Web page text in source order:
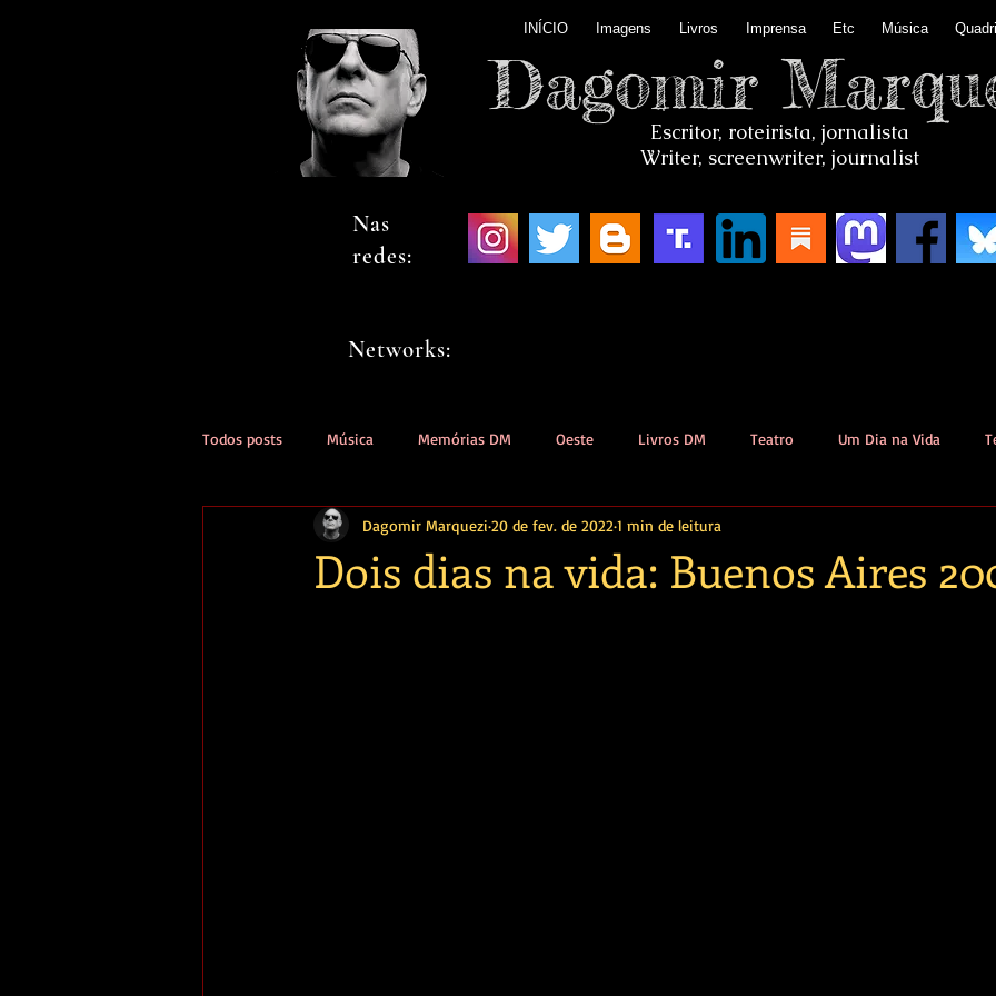
INÍCIO Imagens Livros Imprensa Etc Música
Dagomir
Escritor, roteirista, jornalista
Writer, screenwriter, journalist
Nas
redes:
Networks:
Todos posts Música Memórias DM Oeste Livros DM Teatro Um Dia na Vida
Dois dias na vida: Buenos Aires
Dagomir Marquezi 20 de fev. de 2022 1 min de leitura